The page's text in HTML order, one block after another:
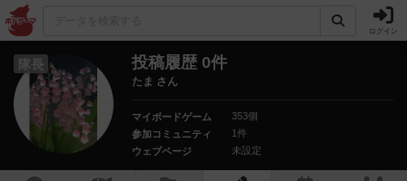
ログイン
隊長 投稿履歴 0件
たま さん
マイボードゲーム
353個
参加コミュニティ
1件
ウェブページ
未設定